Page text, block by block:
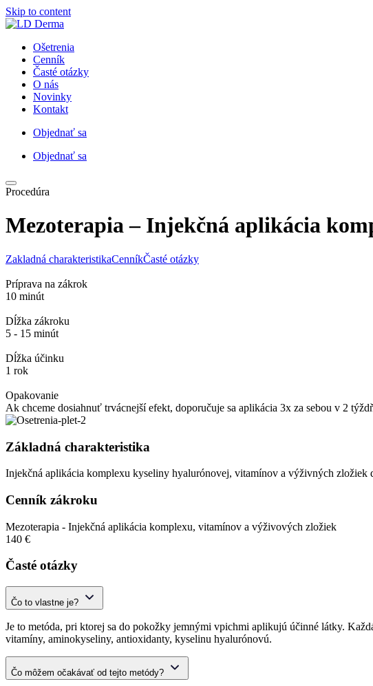
Skip to content
Ošetrenia
Cenník
Časté otázky
O nás
Novinky
Kontakt
Objednať sa
Objednať sa
Procedúra
Mezoterapia– Injekčná aplikácia
Zakladná charakteristikaCenníkČasté otázky
Príprava na zákrok
10 minút
Dĺžka zákroku
5 - 15 minút
Dĺžka účinku
1 rok
Opakovanie
Ak chceme dosiahnuť trvácnejší efekt, doporučuje sa aplikácia 3x za sebou v 2
Základná charakteristika
Injekčná aplikácia komplexu kyseliny hyalurónovej, vitamínov a výživných zložiek
Cenník zákroku
Mezoterapia - Injekčná aplikácia komplexu, vitamínov a výživových zložiek
140 €
Časté otázky
Čo to vlastne je?
Je to metóda, pri ktorej sa do pokožky jemnými vpichmi aplikujú účinné látky.
vitamíny, aminokyseliny, antioxidanty, kyselinu hyalurónovú.
Čo môžem očakávať od tejto metódy?